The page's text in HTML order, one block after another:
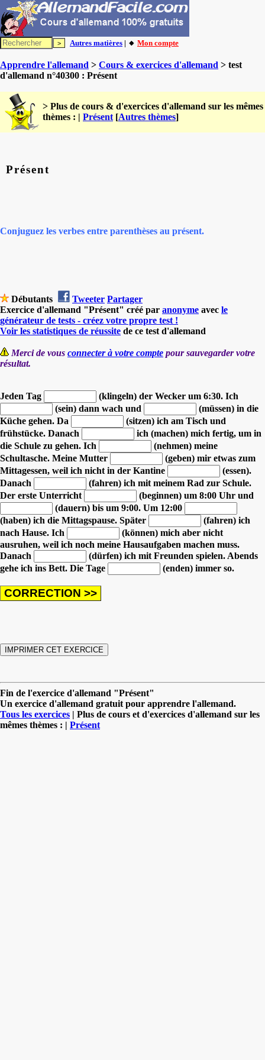
Autres matières | 🔸 Mon compte
Apprendre l'allemand > Cours & exercices d'allemand > test
d'allemand n°40300 : Présent
> Plus de cours & d'exercices d'allemand sur les mêmes
thèmes : | Présent [Autres thèmes]
Présent
Conjuguez les verbes entre parenthèses au présent.
Débutants Tweeter Partager
Exercice d'allemand "Présent" créé par anonyme avec le
générateur de tests - créez votre propre test !
Voir les statistiques de réussite de ce test d'allemand
Merci de vous connecter à votre compte pour sauvegarder votre
résultat.
Jeden Tag (klingeln) der Wecker um 6:30. Ich
(sein) dann wach und
(müssen) in die
Küche gehen. Da
(sitzen) ich am Tisch und
frühstücke. Danach
ich (machen) mich fertig, um in
die Schule zu gehen. Ich
(nehmen) meine
Schultasche. Meine Mutter
(geben) mir etwas zum
Mittagessen, weil ich nicht in der Kantine
(essen).
Danach
(fahren) ich mit meinem Rad zur Schule.
Der erste Unterricht
(beginnen) um 8:00 Uhr und
(dauern) bis um 9:00. Um 12:00
(haben) ich die Mittagspause. Später
(fahren) ich
nach Hause. Ich
(können) mich aber nicht
ausruhen, weil ich noch meine Hausaufgaben machen muss.
Danach
(dürfen) ich mit Freunden spielen. Abends
gehe ich ins Bett. Die Tage
(enden) immer so.
Fin de l'exercice d'allemand "Présent"
Un exercice d'allemand gratuit pour apprendre l'allemand.
Tous les exercices | Plus de cours et d'exercices d'allemand sur les
mêmes thèmes : | Présent